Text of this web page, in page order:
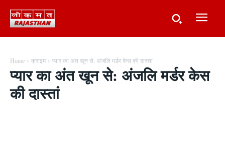
Home क्राइम प्यार का अंत खून से: अंजलि मर्डर केस की दास्तां
प्यार का अंत खून से: अंजलि मर्डर केस
की दास्तां